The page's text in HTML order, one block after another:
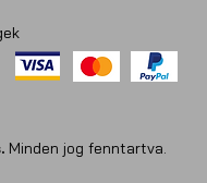
Minden jog fenntartva.